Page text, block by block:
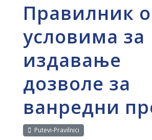
Правилник о
условима за
издавање
дозволе за
ванредни
Putevi-Pravilnici